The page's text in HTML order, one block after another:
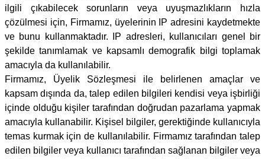
ilgili çıkabilecek sorunların veya uyuşmazlıkların hızla
çözülmesi için, Firmamız, üyelerinin IP adresini kaydetmekte
ve bunu kullanmaktadır. IP adresleri, kullanıcıları genel bir
şekilde tanımlamak ve kapsamlı demografik bilgi toplamak
amacıyla da kullanılabilir.
Firmamız, Üyelik Sözleşmesi ile belirlenen amaçlar ve
kapsam dışında da, talep edilen bilgileri kendisi veya işbirliği
içinde olduğu kişiler tarafından doğrudan pazarlama yapmak
amacıyla kullanabilir. Kişisel bilgiler, gerektiğinde kullanıcıyla
temas kurmak için de kullanılabilir. Firmamıztarafından talep
edilen bilgiler veya kullanıcı tarafından sağlanan bilgiler veya